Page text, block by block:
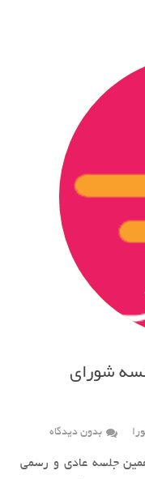
شورای
بدون دیدگاه
جلسه عادی و رسمی